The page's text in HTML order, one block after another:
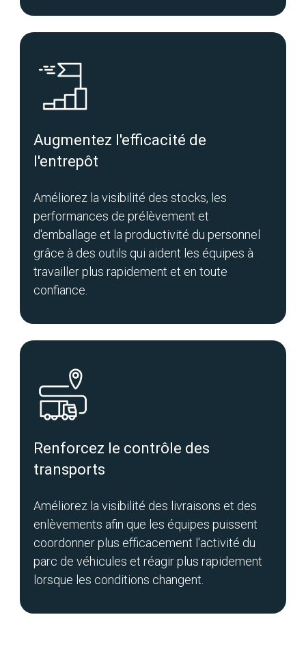
Augmentez l'efficacité de
l'entrepôt
Améliorez la visibilité des stocks, les
performances de prélèvement et
d'emballage et la productivité du personnel
grâce à des outils qui aident les équipes à
travailler plus rapidement et en toute
confiance.
Renforcez le contrôle des
transports
Améliorez la visibilité des livraisons et des
enlèvements afin que les équipes puissent
coordonner plus efficacement l'activité du
parc de véhicules et réagir plus rapidement
lorsque les conditions changent.